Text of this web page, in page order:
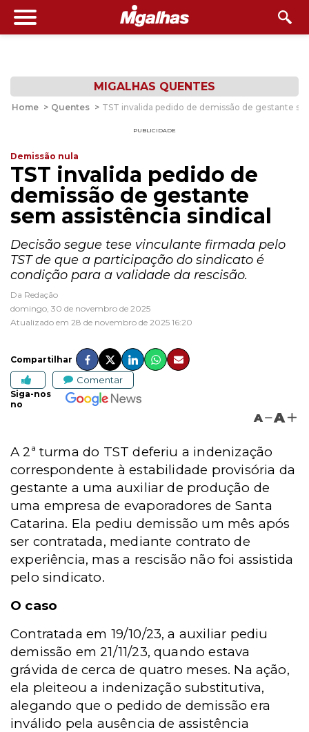
MIGALHAS QUENTES
Home > Quentes > TST invalida pedido de demissão de gestante
PUBLICIDADE
Demissão nula
TST invalida pedido de
demissão de gestante
sem assistência sindical
Decisão segue tese vinculante firmada pelo
TST de que a participação do sindicato é
condição para a validade da rescisão.
Da Redação
domingo, 30 de novembro de 2025
Atualizado em 28 de novembro de 2025 16:20
Compartilhar
Comentar
Siga-nos
no
A A
A 2ª turma do TST deferiu a indenização
correspondente à estabilidade provisória da
gestante a uma auxiliar de produção de
uma empresa de evaporadores de Santa
Catarina. Ela pediu demissão um mês após
ser contratada, mediante contrato de
experiência, mas a rescisão não foi assistida
pelo sindicato.
O caso
Contratada em 19/10/23, a auxiliar pediu
demissão em 21/11/23, quando estava
grávida de cerca de quatro meses. Na ação,
ela pleiteou a indenização substitutiva,
alegando que o pedido de demissão era
inválido pela ausência de assistência